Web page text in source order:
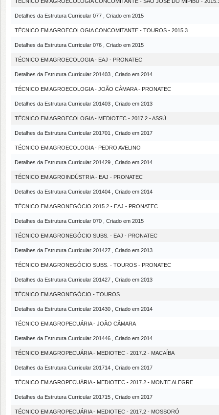
Detalhes da Estrutura Curricular 077 , Criado em 2015
TÉCNICO EM AGROECOLOGIA CONCOMITANTE - TOUROS - 2015.3
Detalhes da Estrutura Curricular 076 , Criado em 2015
TÉCNICO EM AGROECOLOGIA - EAJ - PRONATEC
Detalhes da Estrutura Curricular 201403 , Criado em 2014
TÉCNICO EM AGROECOLOGIA - JOÃO CÂMARA - PRONATEC
Detalhes da Estrutura Curricular 201403 , Criado em 2013
TÉCNICO EM AGROECOLOGIA - MEDIOTEC - 2017.2 - ASSÚ
Detalhes da Estrutura Curricular 201701 , Criado em 2017
TÉCNICO EM AGROECOLOGIA - PEDRO AVELINO
Detalhes da Estrutura Curricular 201429 , Criado em 2014
TÉCNICO EM AGROINDÚSTRIA - EAJ - PRONATEC
Detalhes da Estrutura Curricular 201404 , Criado em 2014
TÉCNICO EM AGRONEGÓCIO 2015.2 - EAJ - PRONATEC
Detalhes da Estrutura Curricular 070 , Criado em 2015
TÉCNICO EM AGRONEGÓCIO SUBS. - EAJ - PRONATEC
Detalhes da Estrutura Curricular 201427 , Criado em 2013
TÉCNICO EM AGRONEGÓCIO SUBS. - TOUROS - PRONATEC
Detalhes da Estrutura Curricular 201427 , Criado em 2013
TÉCNICO EM AGRONEGÓCIO - TOUROS
Detalhes da Estrutura Curricular 201430 , Criado em 2014
TÉCNICO EM AGROPECUÁRIA - JOÃO CÂMARA
Detalhes da Estrutura Curricular 201446 , Criado em 2014
TÉCNICO EM AGROPECUÁRIA - MEDIOTEC - 2017.2 - MACAÍBA
Detalhes da Estrutura Curricular 201714 , Criado em 2017
TÉCNICO EM AGROPECUÁRIA - MEDIOTEC - 2017.2 - MONTE ALEGRE
Detalhes da Estrutura Curricular 201715 , Criado em 2017
TÉCNICO EM AGROPECUÁRIA - MEDIOTEC - 2017.2 - MOSSORÓ